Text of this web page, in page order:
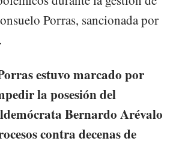
Porras, sancionada por
estuvo marcado por
la posesión del
Bernardo Arévalo
contra decenas de